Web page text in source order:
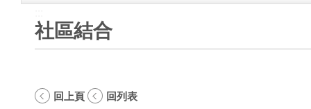
社區結合
回上頁 回列表